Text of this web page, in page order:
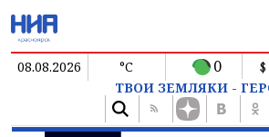
08.08.2026 °C 0
ТВОИ ЗЕМЛЯКИ -